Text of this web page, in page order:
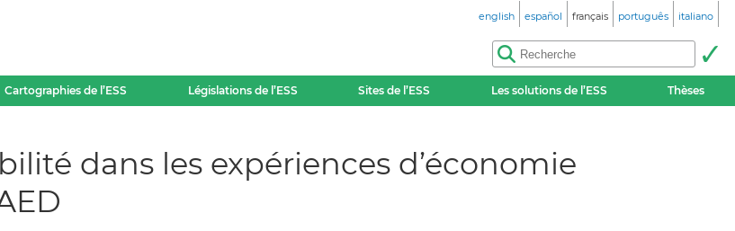
english español français português italiano
Cartographies de l’ESS Législations de l’ESS Sites de l’ESS Les solutions de l’ESS Thèses
dans les expériences d’économie